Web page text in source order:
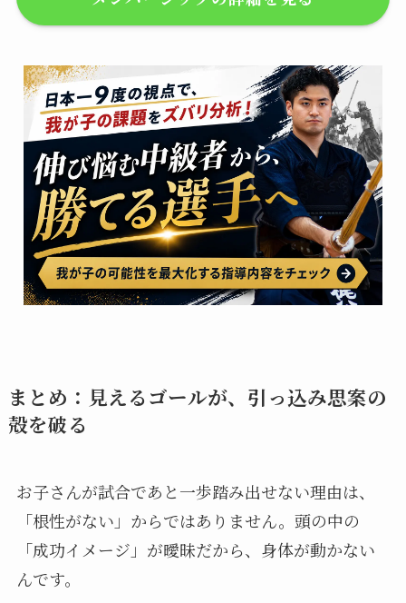
まとめ：見えるゴールが、引っ込み思案の
殻を破る
お子さんが試合であと一歩踏み出せない理由は、
「根性がない」からではありません。頭の中の
「成功イメージ」が曖昧だから、身体が動かない
んです。